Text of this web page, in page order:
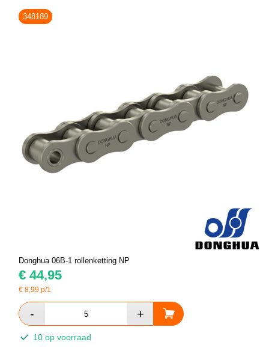
348189
Donghua 06B-1 rollenketting NP
€ 44,95
€8,99 p/1
10 op voorraad